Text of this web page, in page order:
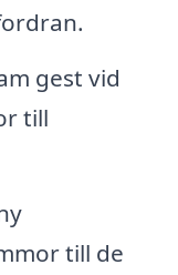
gest vid
till
till de